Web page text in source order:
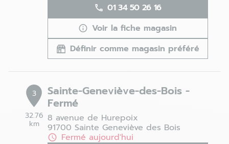
01 34 50 26 16
Voir la fiche magasin
Définir comme magasin préféré
3
32.76
km
Sainte-Geneviève-des-Bois -
Fermé
8 avenue de Hurepoix
91700 Sainte Geneviève des Bois
Fermé aujourd'hui